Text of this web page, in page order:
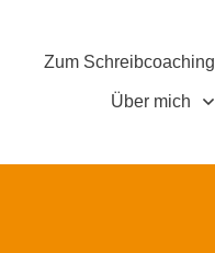
Zum Schreibcoaching
Über mich